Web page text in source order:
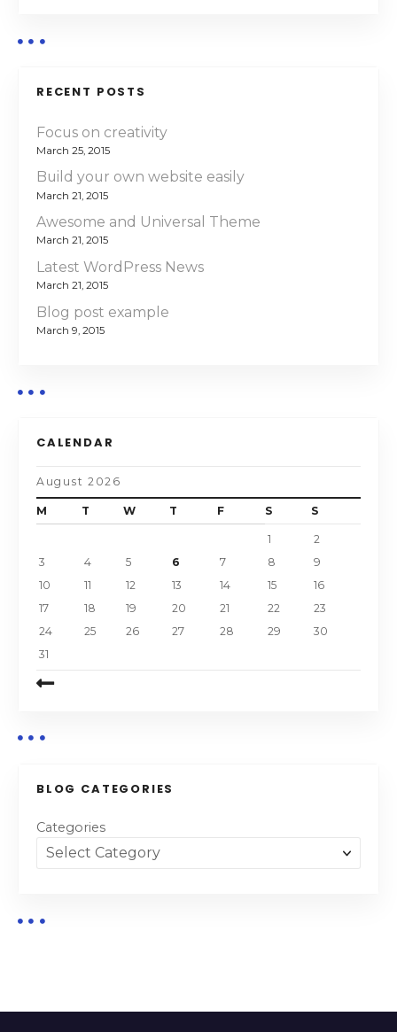
RECENT POSTS
Focus on creativity
March 25, 2015
Build your own website easily
March 21, 2015
Awesome and Universal Theme
March 21, 2015
Latest WordPress News
March 21, 2015
Blog post example
March 9, 2015
CALENDAR
August 2026
M T W T F S S
1
2
3
4 5 6 7 8
9
10
11 12 13 14 15
16
17
18 19 20 21 22
23
24
25 26 27 28 29
30
31
BLOG CATEGORIES
Categories